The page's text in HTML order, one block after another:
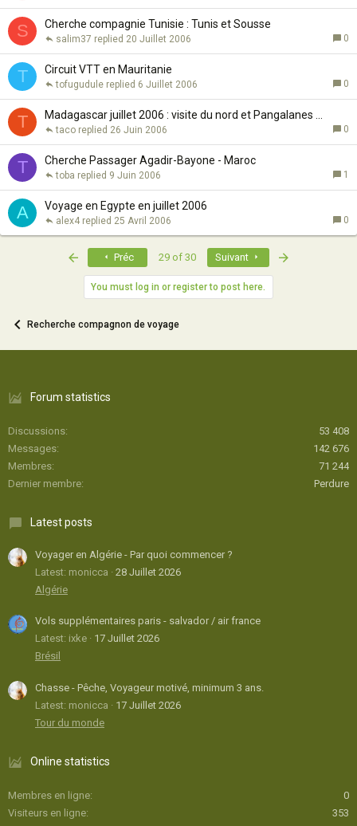
S Cherche compagnie Tunisie : Tunis et Sousse
0
20 Juillet 2006
salim37
T Circuit VTT en Mauritanie
0
6 Juillet 2006
tofugudule
T Madagascar juillet 2006 : visite du nord et Pangalanes ...
0
26 Juin 2006
taco
T Cherche Passager Agadir-Bayone - Maroc
1
9 Juin 2006
toba
A Voyage en Egypte en juillet 2006
0
25 Avril 2006
alex4
Préc 29 of 30 Suivant
You must log in or register to post here.
Recherche compagnon de voyage
Forum statistics
Discussions
53 408
Messages
142 676
Membres
71 244
Dernier membre
Perdure
Latest posts
Voyager en Algérie - Par quoi commencer ?
Latest: monicca
28 Juillet 2026
Algérie
Vols supplémentaires paris - salvador / air france
Latest: ixke
17 Juillet 2026
Brésil
Chasse - Pêche, Voyageur motivé, minimum 3 ans.
Latest: monicca
17 Juillet 2026
Tour du monde
Online statistics
Membres en ligne
0
Visiteurs en ligne
353